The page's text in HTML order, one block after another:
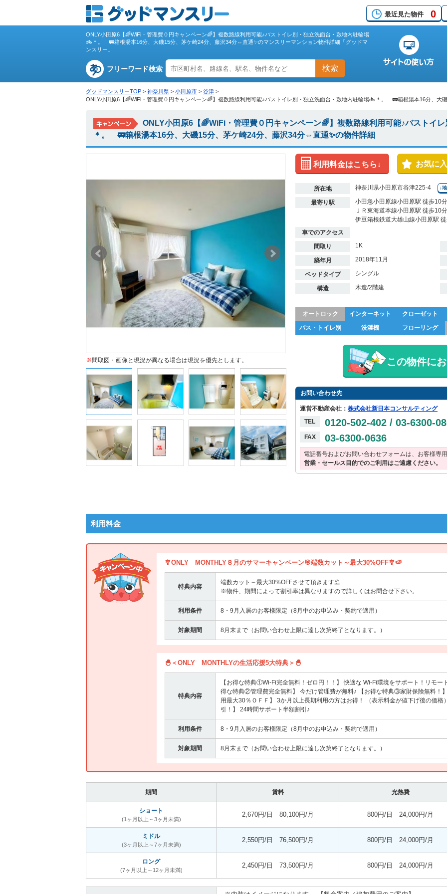
最近見た物件 0
ONLY小田原6【🌈WiFi・管理費０円キャンペーン🌈】複数路線利用可能♪バストイレ別・独立洗面台・敷地内駐輪場
🚲＊。 🚃箱根湯本16分、大磯15分、茅ケ崎24分、藤沢34分⇔直通✨のマンスリーマンション物件詳細「グッドマ
ンスリー」
フリーワード検索 検索
グッドマンスリーTOP > 神奈川県 > 小田原市 > 谷津 >
ONLY小田原6【🌈WiFi・管理費０円キャンペーン🌈】複数路線利用可能♪バストイレ別・独立洗面台・敷地内駐輪場🚲＊。 🚃箱根湯本16分、大
ONLY小田原6【🌈WiFi・管理費０円キャンペーン🌈】複数路線利用可能♪バストイ
＊。 🚃箱根湯本16分、大磯15分、茅ケ崎24分、藤沢34分⇔直通✨の物件詳細
※間取図・画像と現況が異なる場合は現況を優先とします。
利用料金はこちら↓ お気に
所在地 神奈川県小田原市谷津225-4 ↓
最寄り駅
小田急小田原線小田原駅 徒歩10分
ＪＲ東海道本線小田原駅 徒歩10分
伊豆箱根鉄道大雄山線小田原駅
車でのアクセス
間取り
1K
築年月 2018年11月
ベッドタイプ シングル
構造 木造/2階建
オートロック インターネット クローゼット
バス・トイレ別
洗濯機 フローリング
この物件に
お問い合わせ先
運営不動産会社： 株式会社新日本コンサルティング
TEL
0120-502-402 / 03-6300-
FAX 03-6300-0636
電話番号およびお問い合わせフォームは、お客様専用
営業・セールス目的でのご利用はご遠慮ください。
利用料金
🎐ONLY MONTHLY８月のサマーキャンペーン🎯端数カット～最大30%OFF🎐🍉
特典内容
端数カット～最大30%OFFさせて頂きます⛱️
※物件、期間によって割引率は異なりますので詳しくはお問合せ下さい。
利用条件 8・9月入居のお客様限定（8月中のお申込み・契約で適用）
対象期間 8月末まで（お問い合わせ上限に達し次第終了となります。）
🐣＜ONLY MONTHLYの生活応援5大特典＞🐣
特典内容
【お得な特典①Wi-Fi完全無料！ゼロ円！！】 快適な Wi-Fi環境をサポート！リモー
得な特典②管理費完全無料】 今だけ管理費が無料♪ 【お得な特典③家財保険無料！
用最大30％ＯＦＦ】 3か月以上長期利用の方はお得！ （表示料金が値下げ後の価
引！】 24時間サポート半額割引♪
利用条件 8・9月入居のお客様限定（8月中のお申込み・契約で適用）
対象期間 8月末まで（お問い合わせ上限に達し次第終了となります。）
期間 賃料 光熱費
ショート
(1ヶ月以上～3ヶ月未満)
2,670円/日 80,100円/月 800円/日 24,000円/月
ミドル
(3ヶ月以上～7ヶ月未満)
2,550円/日 76,500円/月 800円/日 24,000円/月
ロング
(7ヶ月以上～12ヶ月未満)
2,450円/日 73,500円/月 800円/日 24,000円/月